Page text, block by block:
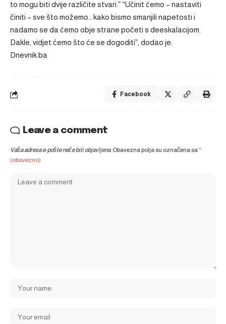
to mogu biti dvije različite stvari.” “Učinit ćemo – nastaviti
činiti – sve što možemo… kako bismo smanjili napetosti i
nadamo se da ćemo obje strane početi s deeskalacijom.
Dakle, vidjet ćemo što će se dogoditi”, dodao je.
Dnevnik.ba
Facebook
Leave a comment
Vaša adresa e-pošte neće biti objavljena. Obavezna polja su označena sa*
(obavezno)